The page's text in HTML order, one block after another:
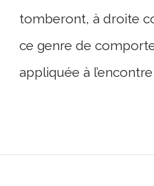
tomberont, à droite
ce genre de
appliquée à